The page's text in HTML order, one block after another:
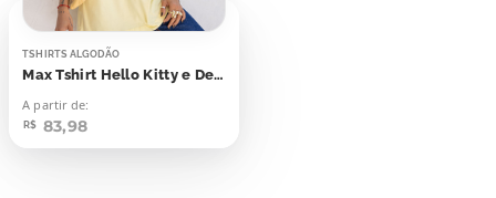
TSHIRTS ALGODÃO
Max Tshirt Hello Kitty e Dear Daniel
A partir de:
R$ 83,98